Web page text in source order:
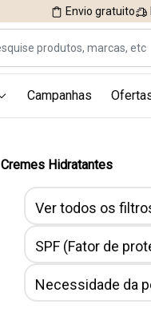
Envio gratuito
Campanhas
Cremes Hidratantes
Ver todos os
SPF (Fator de
Necessidade da